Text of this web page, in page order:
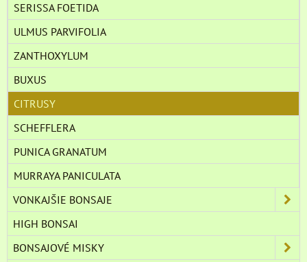
SERISSA FOETIDA
ULMUS PARVIFOLIA
ZANTHOXYLUM
BUXUS
CITRUSY
SCHEFFLERA
PUNICA GRANATUM
MURRAYA PANICULATA
VONKAJŠIE BONSAJE
HIGH BONSAI
BONSAJOVÉ MISKY